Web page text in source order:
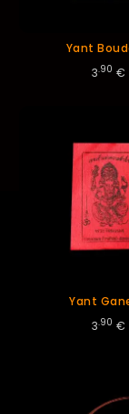
Yant
3.90 €
Yant
3.90 €